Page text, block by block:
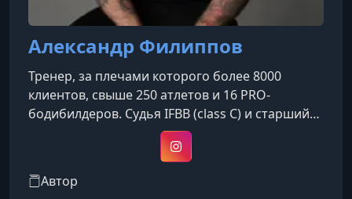
Александр Филиппов
Тренер, за плечами которого более 8000
клиентов, свыше 250 атлетов и 16 PRO-
бодибилдеров. Судья IFBB (class C) и старший
тренер сборной Краснодарского края по
бодибилдингу и фитнесу. Автор проекта
семинаров в 50 городах.
Instagram
Автор